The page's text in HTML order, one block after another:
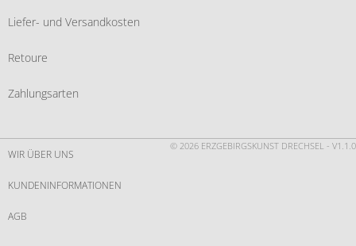
Liefer- und Versandkosten
Retoure
Zahlungsarten
© 2026 ERZGEBIRGSKUNST DRECHSEL - V1.1.0
WIR ÜBER UNS
KUNDENINFORMATIONEN
AGB